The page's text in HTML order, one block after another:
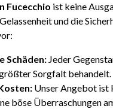
Fucecchio ist keine
und die
Schäden: Jeder
Sorgfalt behandelt.
Unser Angebot ist
böse Überraschungen